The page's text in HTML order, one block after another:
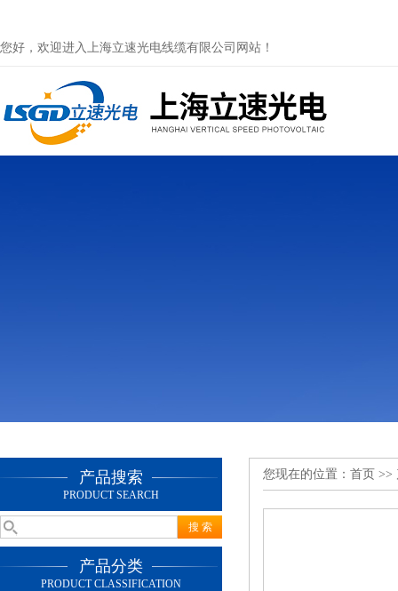
您好，欢迎进入上海立速光电线缆有限公司网站！
产品搜索
PRODUCT SEARCH
产品分类
PRODUCT CLASSIFICATION
您现在的位置： 首页 >>